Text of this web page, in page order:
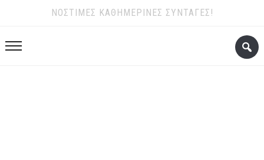
ΝΌΣΤΙΜΕΣ ΚΑΘΗΜΕΡΙΝΈΣ ΣΥΝΤΑΓΈΣ!